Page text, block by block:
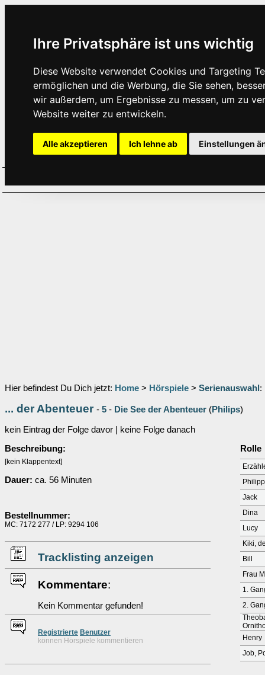
Ihre Privatsphäre ist uns wichtig
Diese Website verwendet Cookies und Targeting
ermöglichen und die Werbung, die Sie sehen,
wir außerdem, um Ergebnisse zu messen, um zu
Website weiter zu entwickeln.
Alle akzeptieren Ich lehne ab Einstellungen
Hier befindest Du Dich jetzt: Home > Hörspiele > Serienauswahl :
... der Abenteuer - 5 - Die See der Abenteuer (Philips)
kein Eintrag der Folge davor | keine Folge danach
Beschreibung:
[kein Klappentext]
Dauer: ca. 56 Minuten
Bestellnummer:
MC: 7172 277 / LP: 9294 106
Tracklisting anzeigen
Kommentare:
Kein Kommentar gefunden!
Registrierte Benutzer
können Hörspiele kommentieren
Rolle
Philipp
Jack
Dina
Lucy
Kiki,
Bill
Frau
1.
2.
Henry
Job,